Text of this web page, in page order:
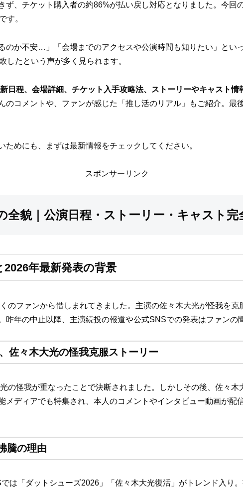
ず、チケット購入者の約86%が払い戻し対応となりました。今回
す。
のか不安…」「会場までのアクセスや公演時間も知りたい」とい
したという声が多く見られます。
日程、会場詳細、チケット入手攻略法、ストーリーやキャスト
のコメントや、ファンが感じた「推し活のリアル」もご紹介。最
めにも、まずは最新情報をチェックしてください。
スポンサーリンク
全貌｜公演日程・ストーリー・キャスト完
年最新発表の背景
のファンから惜しまれてきました。主演の佐々木大光が怪我を
年の中止以降、主演続投の報道や公式SNSでの発表はファンの
佐々木大光の怪我克服ストーリー
の怪我が重なったことで決断されました。しかしその後、佐々
メディアでも特集され、本人のコメントやインタビュー動画が配
騰の理由
は「ダットシューズ2026」「佐々木大光復活」がトレンド入り